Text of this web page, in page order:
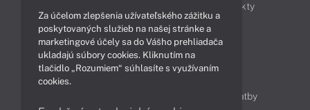
Produkty
Technológie
Videá
Obsah
Možnosti doručenia a platby
Za účelom zlepšenia užívateľského zážitku a
poskytovaných služieb na našej stránke a
marketingové účely sa do Vášho prehliadača
ukladajú súbory cookies. Kliknutím na
tlačidlo „Rozumiem“ súhlasíte s využívaním
cookies.